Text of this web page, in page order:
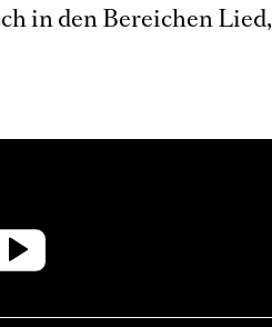
in den Bereichen Lied,